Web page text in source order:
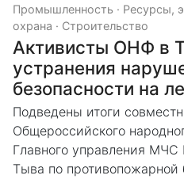
Промышленность · Ресурсы,
охрана · Строительство
Активисты ОНФ в
устранения
безопасности на
Подведены итоги
Общероссийского
Главного управления МЧС
Тыва по противопожарной